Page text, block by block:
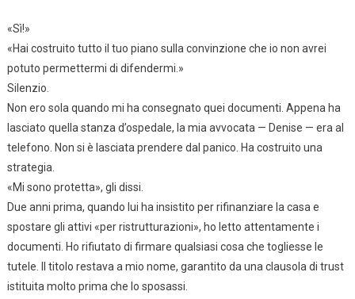
«Sì!»
«Hai costruito tutto il tuo piano sulla convinzione che io non avrei
potuto permettermi di difendermi.»
Silenzio.
Non ero sola quando mi ha consegnato quei documenti. Appena ha
lasciato quella stanza d’ospedale, la mia avvocata — Denise — era al
telefono. Non si è lasciata prendere dal panico. Ha costruito una
strategia.
«Mi sono protetta», gli dissi.
Due anni prima, quando lui ha insistito per rifinanziare la casa e
spostare gli attivi «per ristrutturazioni», ho letto attentamente i
documenti. Ho rifiutato di firmare qualsiasi cosa che togliesse le
tutele. Il titolo restava a mio nome, garantito da una clausola di trust
istituita molto prima che lo sposassi.